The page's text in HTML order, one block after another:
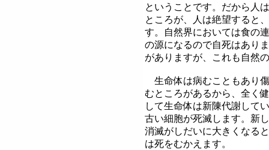
ということです。だから人
ところが、人は絶望すると
す。自然界においては食の
の源になるので自死はあり
がありますが、これも自然
生命体は病むこともあり
むところがあるから、全く
して生命体は新陳代謝して
古い細胞が死滅します。新
消滅がしだいに大きくなる
は死をむかえます。